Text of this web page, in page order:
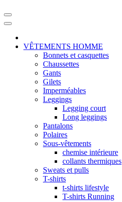
VÊTEMENTS HOMME
Bonnets et casquettes
Chaussettes
Gants
Gilets
Imperméables
Leggings
Legging court
Long leggings
Pantalons
Polaires
Sous-vêtements
chemise intérieure
collants thermiques
Sweats et pulls
T-shirts
t-shirts lifestyle
T-shirts Running